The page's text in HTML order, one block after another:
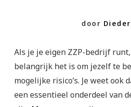
door
Als je je eigen ZZP-bedrijf
belangrijk het is om jezelf te
mogelijke risico’s. Je weet ook
een essentieel onderdeel van